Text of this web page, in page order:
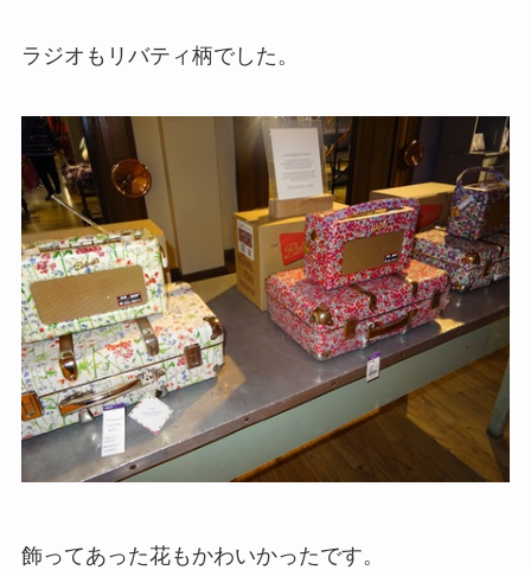
ラジオもリバティ柄でした。
飾ってあった花もかわいかったです。